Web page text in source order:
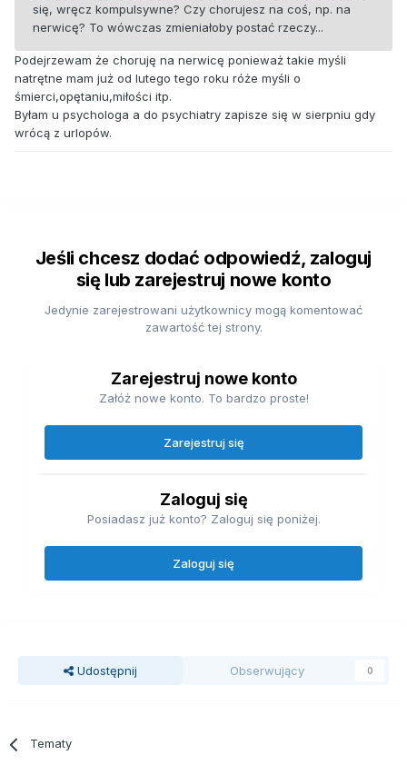
się, wręcz kompulsywne? Czy chorujesz na coś, np. na
nerwicę? To wówczas zmieniałoby postać rzeczy...
Podejrzewam że choruję na nerwicę ponieważ takie myśli
natrętne mam już od lutego tego roku róże myśli o
śmierci,opętaniu,miłości itp.
Byłam u psychologa a do psychiatry zapisze się w sierpniu gdy
wrócą z urlopów.
Jeśli chcesz dodać odpowiedź, zaloguj
się lub zarejestruj nowe konto
Jedynie zarejestrowani użytkownicy mogą komentować
zawartość tej strony.
Zarejestruj nowe konto
Załóż nowe konto. To bardzo proste!
Zarejestruj się
Zaloguj się
Posiadasz już konto? Zaloguj się poniżej.
Zaloguj się
Udostępnij Obserwujący 0
Tematy